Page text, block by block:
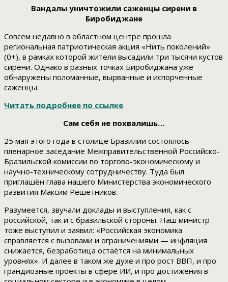
Вандалы уничтожили саженцы сирени в
Биробиджане
Совсем недавно в областном центре прошла
региональная патриотическая акция «Нить поколений»
(0+), в рамках которой жители высадили три тысячи кустов
сирени. Однако в разных точках Биробиджана уже
обнаружены поломанные, вырванные и испорченные
саженцы.
Читать подробнее по ссылке
Сам себя не похвалишь…
25 мая этого года в столице Бразилии состоялось
пленарное заседание Межправительственной Российско-
Бразильской комиссии по торгово-экономическому и
научно-техническому сотрудничеству. Туда был
приглашён глава нашего Министерства экономического
развития Максим Решетников.
Разумеется, звучали доклады и выступления, как с
российской, так и с бразильской стороны. Наш министр
тоже выступил и заявил: «Российская экономика
справляется с вызовами и ограничениями — инфляция
снижается, безработица остаётся на минимальных
уровнях». И далее в таком же духе и про рост ВВП, и про
грандиозные проекты в сфере ИИ, и про достижения в